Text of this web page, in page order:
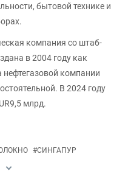
бытовой технике и
компания со штаб-
в 2004 году как
нефтегазовой компании
В 2024 году
млрд.
#СИНГАПУР